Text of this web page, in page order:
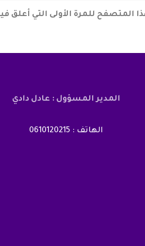
المتصفح للمرة الأولى التي أعلق
المدير المسؤول : عادل دادي
الهاتف : 0610120215